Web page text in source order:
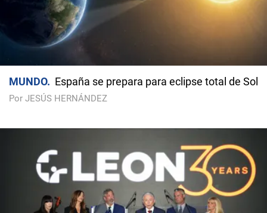
MUNDO España se prepara para eclipse total de Sol
Por JESÚS HERNÁNDEZ